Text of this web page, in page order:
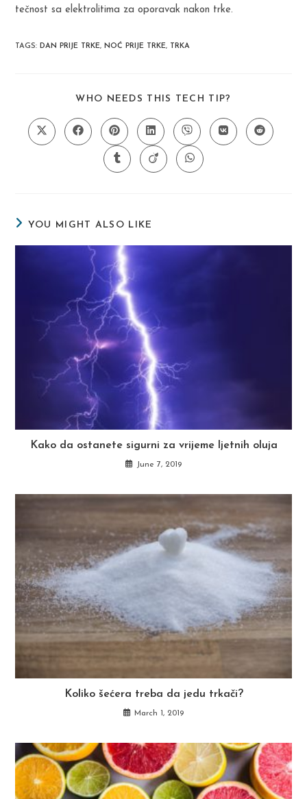
tečnost sa elektrolitima za oporavak nakon trke.
TAGS:DAN PRIJE TRKE, NOĆ PRIJE TRKE, TRKA
WHO NEEDS THIS TECH TIP?
CONTENT
Opens
in
Opens
in
Opens
in
a
new
window
Opens
in
a
new
window
Opens
in
a
new
window
Opens
in
Opens
in
Opens
in
Opens
in
Opens
in
YOU MIGHT ALSO LIKE
Kako da ostanete sigurni za vrijeme ljetnih oluja
June 7, 2019
Koliko šećera treba da jedu trkači?
March 1, 2019